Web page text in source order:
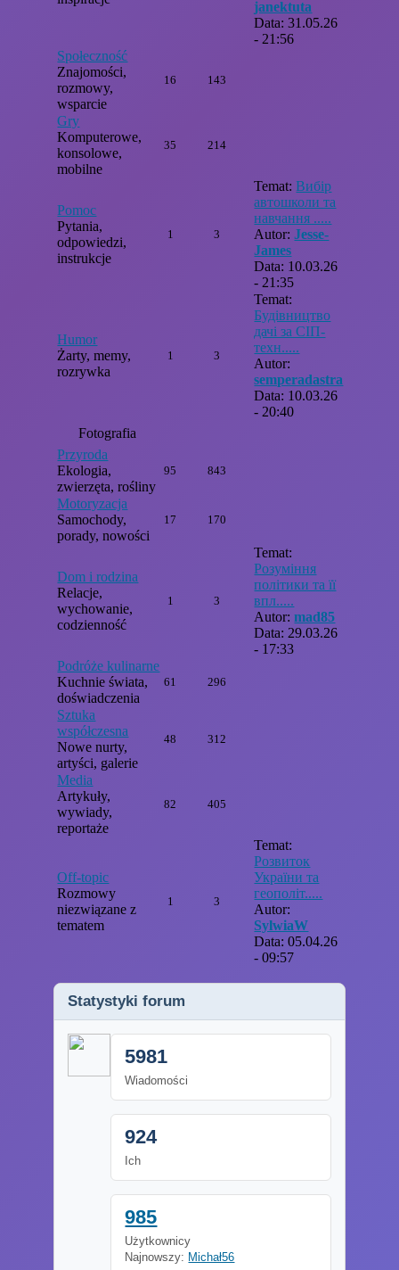
janektuta
Data: 31.05.26
- 21:56
Społeczność
Znajomości,
rozmowy,
wsparcie
16 143
Gry
Komputerowe,
konsolowe,
mobilne
35 214
Pomoc
Pytania,
odpowiedzi,
instrukcje
1 3
Temat:Вибір
автошколи та
навчання .....
Autor:Jesse-
James
Data: 10.03.26
- 21:35
Humor
Żarty, memy,
rozrywka
1 3
Temat:
Будівництво
дачі за СІП-
техн.....
Autor:
semperadastra
Data: 10.03.26
- 20:40
Fotografia
Przyroda
Ekologia,
zwierzęta, rośliny
95 843
Motoryzacja
Samochody,
porady, nowości
17 170
Dom i rodzina
Relacje,
wychowanie,
codzienność
1 3
Temat:
Розуміння
політики та її
впл.....
Autor:mad85
Data: 29.03.26
- 17:33
Podróże kulinarne
Kuchnie świata,
doświadczenia
61 296
Sztuka
współczesna
Nowe nurty,
artyści, galerie
48 312
Media
Artykuły,
wywiady,
reportaże
82 405
Off-topic
Rozmowy
niezwiązane z
tematem
1 3
Temat:
Розвиток
України та
геополіт.....
Autor:
SylwiaW
Data: 05.04.26
- 09:57
Statystyki forum
5981
Wiadomości
924
Ich
985
Użytkownicy
Najnowszy: Michał56